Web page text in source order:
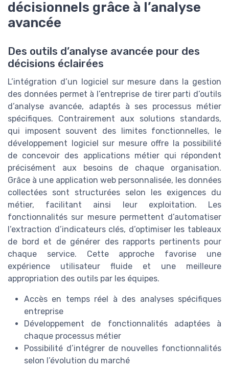
décisionnels grâce à l’analyse
avancée
Des outils d’analyse avancée pour des
décisions éclairées
L’intégration d’un logiciel sur mesure dans la gestion
des données permet à l’entreprise de tirer parti d’outils
d’analyse avancée, adaptés à ses processus métier
spécifiques. Contrairement aux solutions standards,
qui imposent souvent des limites fonctionnelles, le
développement logiciel sur mesure offre la possibilité
de concevoir des applications métier qui répondent
précisément aux besoins de chaque organisation.
Grâce à une application web personnalisée, les données
collectées sont structurées selon les exigences du
métier, facilitant ainsi leur exploitation. Les
fonctionnalités sur mesure permettent d’automatiser
l’extraction d’indicateurs clés, d’optimiser les tableaux
de bord et de générer des rapports pertinents pour
chaque service. Cette approche favorise une
expérience utilisateur fluide et une meilleure
appropriation des outils par les équipes.
Accès en temps réel à des analyses spécifiques
entreprise
Développement de fonctionnalités adaptées à
chaque processus métier
Possibilité d’intégrer de nouvelles fonctionnalités
selon l’évolution du marché